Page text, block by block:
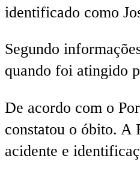
identificado como
Segundo
quando foi atingido
De acordo com o
constatou o óbito. A
acidente e